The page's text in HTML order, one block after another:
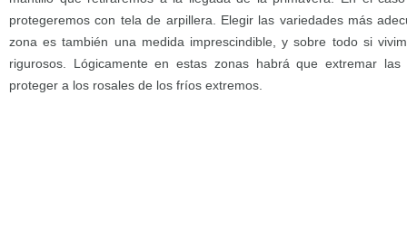
protegeremos con tela de arpillera. Elegir las variedades más
zona es también una medida imprescindible, y sobre todo si
rigurosos. Lógicamente en estas zonas habrá que extremar
proteger a los rosales de los fríos extremos.